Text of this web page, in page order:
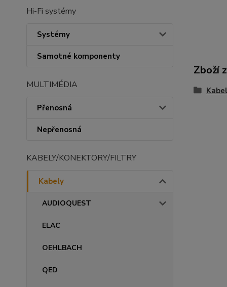
Hi-Fi systémy
Systémy
Samotné komponenty
MULTIMÉDIA
Přenosná
Nepřenosná
KABELY/KONEKTORY/FILTRY
Kabely
AUDIOQUEST
ELAC
OEHLBACH
QED
Zboží